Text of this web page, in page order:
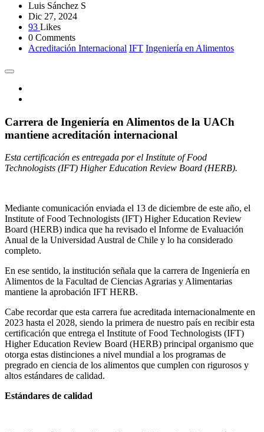
Luis Sánchez S
Dic 27, 2024
93 Likes
0 Comments
Acreditación Internacional IFT Ingeniería en Alimentos
Carrera de Ingeniería en Alimentos de la UACh
mantiene acreditación internacional
Esta certificación es entregada por el Institute of Food
Technologists (IFT) Higher Education Review Board (HERB).
Mediante comunicación enviada el 13 de diciembre de este año, el
Institute of Food Technologists (IFT) Higher Education Review
Board (HERB) indica que ha revisado el Informe de Evaluación
Anual de la Universidad Austral de Chile y lo ha considerado
completo.
En ese sentido, la institución señala que la carrera de Ingeniería en
Alimentos de la Facultad de Ciencias Agrarias y Alimentarias
mantiene la aprobación IFT HERB.
Cabe recordar que esta carrera fue acreditada internacionalmente en
2023 hasta el 2028, siendo la primera de nuestro país en recibir esta
certificación que entrega el Institute of Food Technologists (IFT)
Higher Education Review Board (HERB) principal organismo que
otorga estas distinciones a nivel mundial a los programas de
pregrado en ciencia de los alimentos que cumplen con rigurosos y
altos estándares de calidad.
Estándares de calidad